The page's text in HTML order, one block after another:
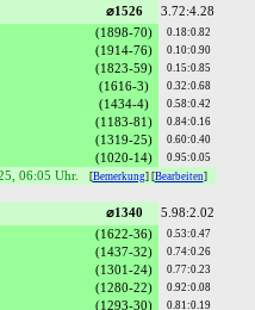
⌀1526
3.72:4.28
(1898-70) 0.18:0.82
(1914-76) 0.10:0.90
(1823-59) 0.15:0.85
(1616-3) 0.32:0.68
(1434-4) 0.58:0.42
(1183-81) 0.84:0.16
(1319-25) 0.60:0.40
(1020-14) 0.95:0.05
06:05 Uhr. [Bemerkung] [Bearbeiten]
⌀1340
5.98:2.02
(1622-36) 0.53:0.47
(1437-32) 0.74:0.26
(1301-24) 0.77:0.23
(1280-22) 0.92:0.08
(1293-30) 0.81:0.19